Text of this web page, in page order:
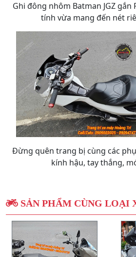
Ghi đông nhôm Batman JGZ gắn
tính vừa mang đến nét
Đừng quên trang bị cùng các
kính hậu, tay thắng,
SẢN PHẨM CÙNG LOẠI